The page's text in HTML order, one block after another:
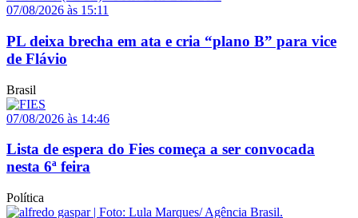
07/08/2026 às 15:11
PL deixa brecha em ata e cria “plano B” para vice
de Flávio
Brasil
07/08/2026 às 14:46
Lista de espera do Fies começa a ser convocada
nesta 6ª feira
Política